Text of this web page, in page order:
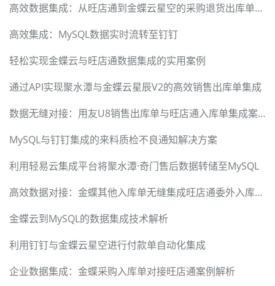
高效数据集成：从旺店通到金蝶云星空的采购退货出库单对接方案
高效集成：MySQL数据实时流转至钉钉
轻松实现金蝶云与旺店通数据集成的实用案例
通过API实现聚水潭与金蝶云星辰V2的高效销售出库单集成
数据无缝对接：用友U8销售出库单与旺店通入库单集成案例
MySQL与钉钉集成的来料质检不良通知解决方案
利用轻易云集成平台将聚水潭·奇门售后数据转储至MySQL
高效数据对接：金蝶其他入库单无缝集成旺店通委外入库单方案
金蝶云到MySQL的数据集成技术解析
利用钉钉与金蝶云星空进行付款单自动化集成
企业数据集成：金蝶采购入库单对接旺店通案例解析